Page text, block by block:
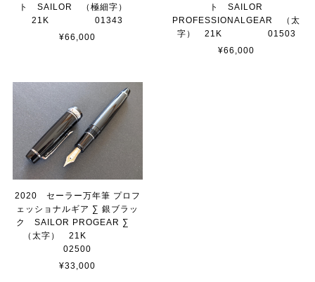
ト SAILOR （極細字）
21K 01343
¥66,000
ト SAILOR
PROFESSIONALGEAR （太
字） 21K 01503
¥66,000
2020 セーラー万年筆 プロフ
ェッショナルギア ∑ 銀ブラッ
ク SAILOR PROGEAR ∑
（太字） 21K
02500
¥33,000